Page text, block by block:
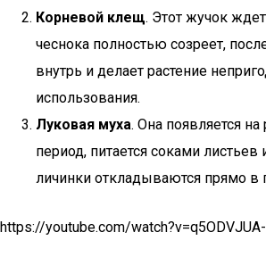
Корневой клещ. Этот жучок
чеснока полностью созреет,
внутрь и делает растение
использования.
Луковая муха. Она появляется на
период, питается соками листьев
личинки откладываются прямо в
https://youtube.com/